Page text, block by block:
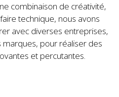
combinaison de créativité,
technique, nous avons
avec diverses entreprises,
pour réaliser des
et percutantes.